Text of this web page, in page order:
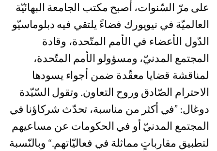
على مرّ السّنوات، أصبح مكتب الجامعة البهائيّة
العالميّة في نيويورك فضاءً يلتقي فيه دبلوماسيّو
الدّول الأعضاء في الأمم المتّحدة، وقادة
المجتمع المدنيّ، ومسؤولو الأمم المتّحدة،
لمناقشة قضايا معقّدة ضمن أجواء يسودها
الاحترام الصّادق وروح التعاون. وتقول السّيّدة
دوغال: ”في أكثر من مناسبة، تحدّث شركاؤنا في
المجتمع المدنيّ أو في الحكومات عن مساعيهم
لتطبيق مقارباتٍ مماثلة في فعاليّاتهم.“ وبالنّسبة